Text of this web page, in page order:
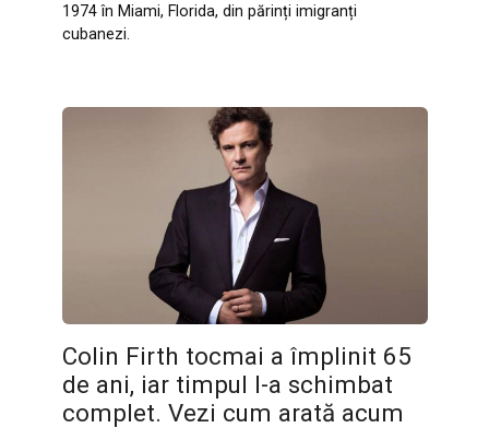
1974 în Miami, Florida, din părinți imigranți
cubanezi.
Colin Firth tocmai a împlinit 65
de ani, iar timpul l-a schimbat
complet. Vezi cum arată acum